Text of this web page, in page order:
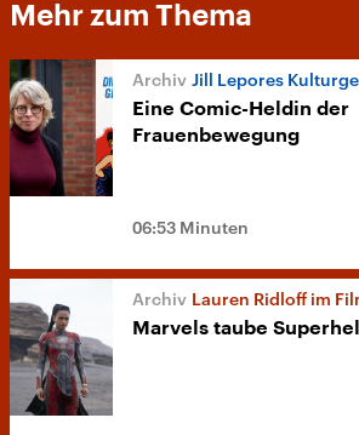
Mehr zum Thema
Jill Lepores
Eine Comic-Heldin der
Frauenbewegung
06:53 Minuten
Lauren Ridloff im
Marvels taube